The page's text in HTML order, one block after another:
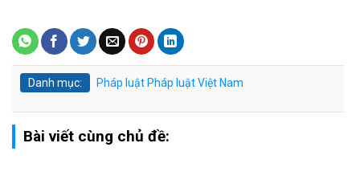
Danh mục: Pháp luật Pháp luật Việt Nam
Bài viết cùng chủ đề: